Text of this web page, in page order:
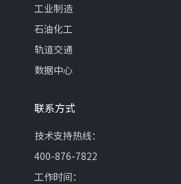
工业制造
石油化工
轨道交通
数据中心
联系方式
技术支持热线：
400-876-7822
工作时间：